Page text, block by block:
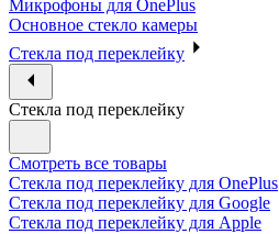
Микрофоны для OnePlus
Основное стекло камеры
Стекла под переклейку
Стекла под переклейку
Смотреть все товары
Стекла под переклейку для OnePlus
Стекла под переклейку для Google
Стекла под переклейку для Apple